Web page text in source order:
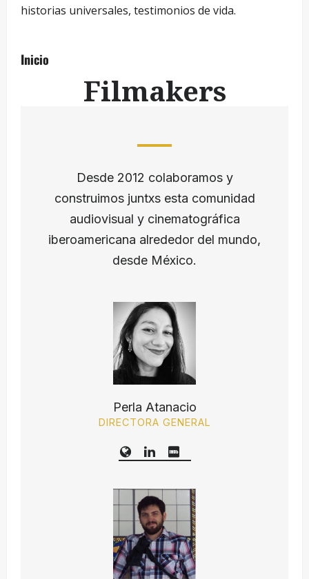
historias universales, testimonios de vida.
Inicio
Filmakers
Desde 2012 colaboramos y
construimos juntxs esta comunidad
audiovisual y cinematográfica
iberoamericana alrededor del mundo,
desde México.
Perla Atanacio
DIRECTORA GENERAL